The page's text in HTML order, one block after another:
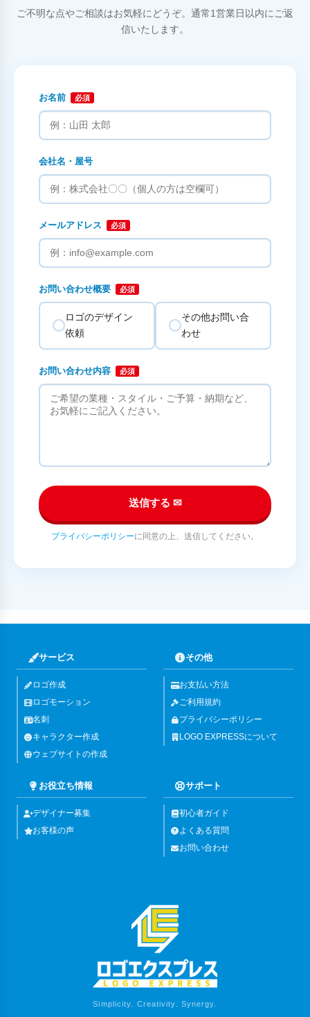
ご不明な点やご相談はお気軽にどうぞ。通常1営業日以内にご返
信いたします。
お名前 必須
会社名・屋号
メールアドレス 必須
お問い合わせ概要 必須
ロゴのデザイン
依頼
その他お問い合
わせ
お問い合わせ内容 必須
送信する ✉
プライバシーポリシーに同意の上、送信してください。
サービス
ロゴ作成
ロゴモーション
名刺
キャラクター作成
ウェブサイトの作成
その他
お支払い方法
ご利用規約
プライバシーポリシー
LOGO EXPRESSについて
お役立ち情報
デザイナー募集
お客様の声
サポート
初心者ガイド
よくある質問
お問い合わせ
Simplicity. Creativity. Synergy.